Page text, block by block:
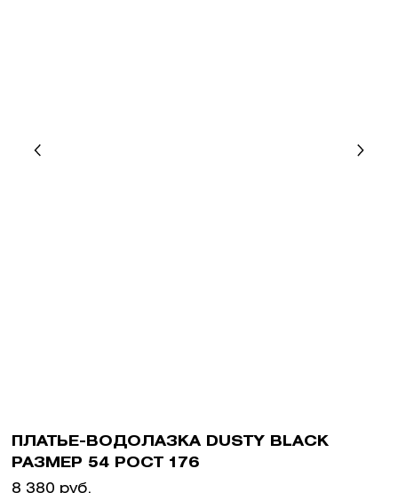
ПЛАТЬЕ-ВОДОЛАЗКА DUSTY BLACK
РАЗМЕР 54 РОСТ 176
8 380 руб.